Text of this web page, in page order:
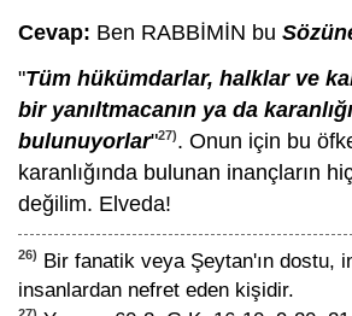
Cevap: Ben RABBİMİN bu
"Tüm hükümdarlar, halklar ve
bir yanıltmacanın ya da
bulunuyorlar"27). Onun için bu
karanlığında bulunan inançların
değilim. Elveda!
26) Bir fanatik veya Şeytan'ın dostu,
insanlardan nefret eden kişidir.